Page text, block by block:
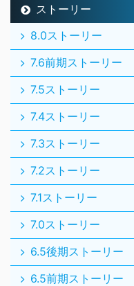
ストーリー
8.0ストーリー
7.6前期ストーリー
7.5ストーリー
7.4ストーリー
7.3ストーリー
7.2ストーリー
7.1ストーリー
7.0ストーリー
6.5後期ストーリー
6.5前期ストーリー